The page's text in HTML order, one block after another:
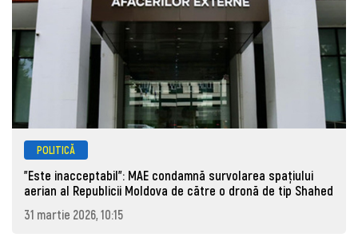
POLITICĂ
"Este inacceptabil": MAE condamnă survolarea spațiului
aerian al Republicii Moldova de către o dronă de tip Shahed
31 martie 2026, 10:15